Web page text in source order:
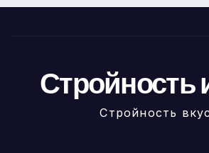
Стройность
Стройность